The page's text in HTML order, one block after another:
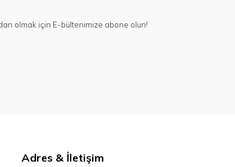
olmak için E-bültenimize abone olun!
Adres & İletişim